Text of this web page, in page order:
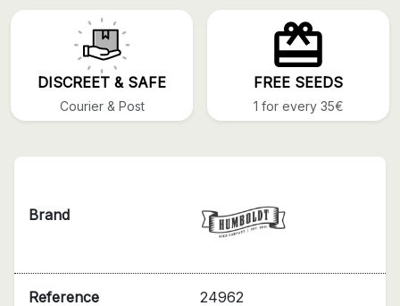
DISCREET & SAFE
Courier & Post
FREE SEEDS
1 for every 35€
Brand
Reference 24962